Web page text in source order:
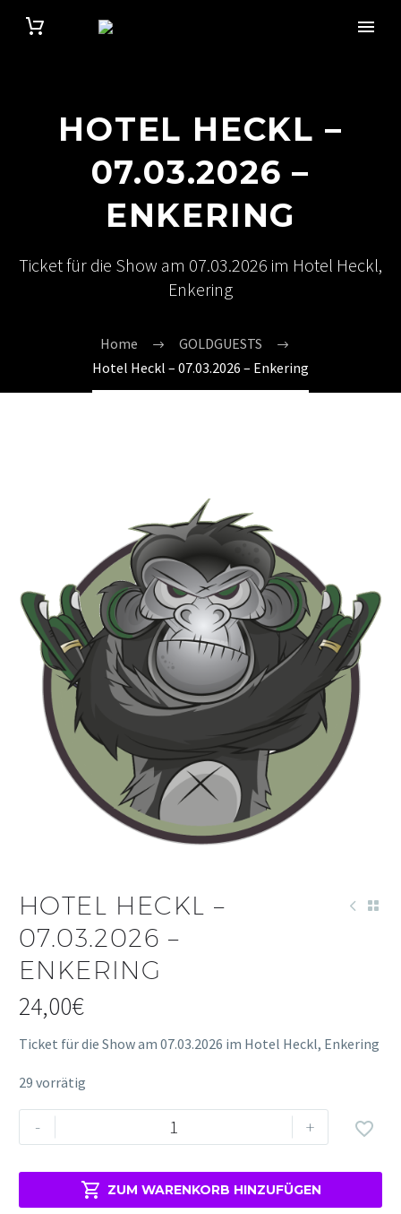
HOTEL HECKL –
07.03.2026 –
ENKERING
Ticket für die Show am 07.03.2026 im Hotel Heckl,
Enkering
Home
GOLDGUESTS
Hotel Heckl – 07.03.2026 – Enkering
HOTEL HECKL –
07.03.2026 –
ENKERING
24,00€
Ticket für die Show am 07.03.2026 im Hotel Heckl, Enkering
29 vorrätig
- +
 ZUM WARENKORB HINZUFÜGEN
